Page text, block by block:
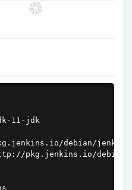
11-jdk
debian/
pkg.jenkins.io/